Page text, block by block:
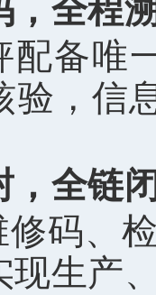
，全程
配备唯
验，信
，全链
码、
现生产